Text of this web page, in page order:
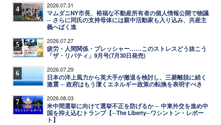
4 2026.07.31
マムダニNY市長、裕福な不動産所有者の個人情報公開で物議
─ さらに同氏の支持母体には親中活動家も入り込み、共産主
義へばく進
5 2026.07.27
疲労・人間関係・プレッシャー……このストレスどう抜こう
「ザ・リバティ」9月号(7月30日発売)
6 2026.07.29
日本の洋上風力から英大手が撤退を検討し、三菱離脱に続く
激震 ─ 政府はもう潔くエネルギー政策の転換を表明すべき
7 2026.08.03
米中間選挙に向けて選挙不正を防げるか ─ 中東外交を進め中
国を抑え込むトランプ【─The Liberty─ワシントン・レポー
ト】